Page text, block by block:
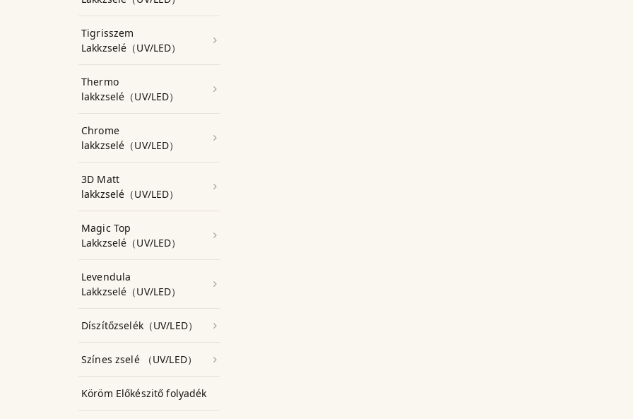
Tigrisszem
Lakkzselé（UV/LED）
Thermo
lakkzselé（UV/LED）
Chrome
lakkzselé（UV/LED）
3D Matt
lakkzselé（UV/LED）
Magic Top
Lakkzselé（UV/LED）
Levendula
Lakkzselé（UV/LED）
Díszítőzselék（UV/LED）
Színes zselé （UV/LED）
Köröm Előkészitő folyadék